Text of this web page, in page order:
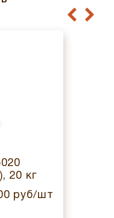
20 кг
руб/шт